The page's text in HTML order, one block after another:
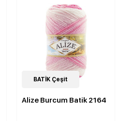
48Çeşit
BATİK Çeşit
Alize Burcum Batik 2164